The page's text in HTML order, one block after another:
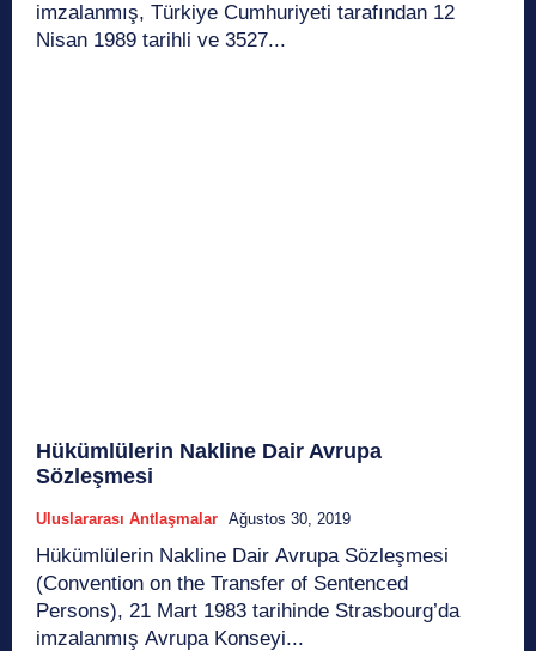
imzalanmış, Türkiye Cumhuriyeti tarafından 12
Nisan 1989 tarihli ve 3527...
Hükümlülerin Nakline Dair Avrupa
Sözleşmesi
Uluslararası Antlaşmalar Ağustos 30, 2019
Hükümlülerin Nakline Dair Avrupa Sözleşmesi
(Convention on the Transfer of Sentenced
Persons), 21 Mart 1983 tarihinde Strasbourg’da
imzalanmış Avrupa Konseyi...